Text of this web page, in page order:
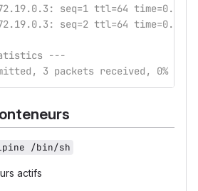
seq=1 ttl=64 time=0.141
seq=2 ttl=64 time=0.164
---
3 packets received, 0%
/bin/sh
actifs